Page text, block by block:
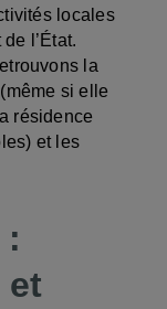
locales
l’État.
la
si elle
résidence
et les
et